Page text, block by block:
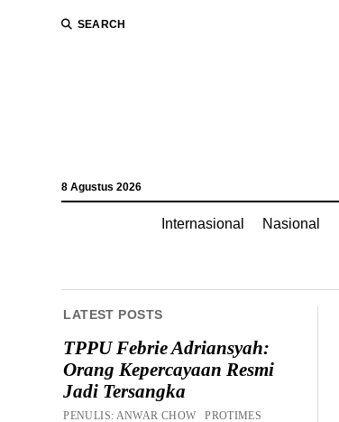
SEARCH
8 Agustus 2026
Internasional Nasional
LATEST POSTS
TPPU Febrie Adriansyah:
Orang Kepercayaan Resmi
Jadi Tersangka
PENULIS: ANWAR CHOW PROTIMES